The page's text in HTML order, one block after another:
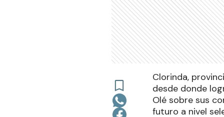
Clorinda,
desde donde
Olé sobre sus
futuro a nivel